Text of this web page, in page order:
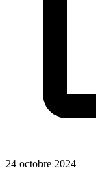
24 octobre 2024